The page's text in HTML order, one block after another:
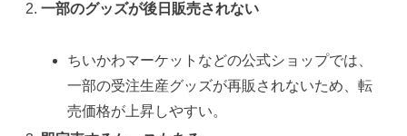
一部のグッズが後日販売されない
ちいかわマーケットなどの公式ショップでは、
一部の受注生産グッズが再販されないため、転
売価格が上昇しやすい。